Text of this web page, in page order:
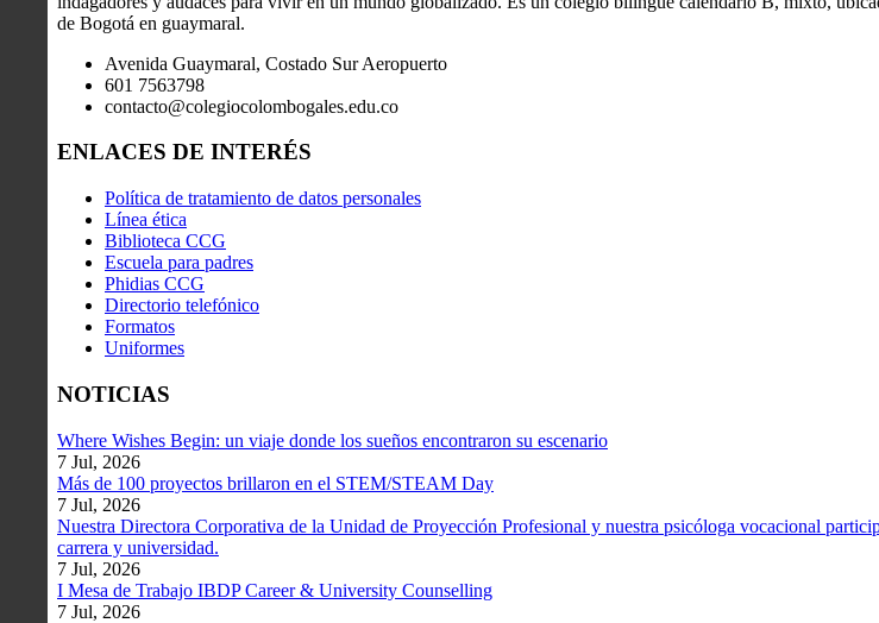
de Bogotá en guaymaral.
Avenida Guaymaral, Costado Sur Aeropuerto
601 7563798
contacto@colegiocolombogales.edu.co
ENLACES DE INTERÉS
Política de tratamiento de datos personales
Línea ética
Biblioteca CCG
Escuela para padres
Phidias CCG
Directorio telefónico
Formatos
Uniformes
NOTICIAS
Where Wishes Begin: un viaje donde los sueños encontraron su escenario
7 Jul, 2026
Más de 100 proyectos brillaron en el STEM/STEAM Day
7 Jul, 2026
Nuestra Directora Corporativa de la Unidad de Proyección Profesional y nuestra psicóloga vocacional
carrera y universidad.
7 Jul, 2026
I Mesa de Trabajo IBDP Career & University Counselling
7 Jul, 2026